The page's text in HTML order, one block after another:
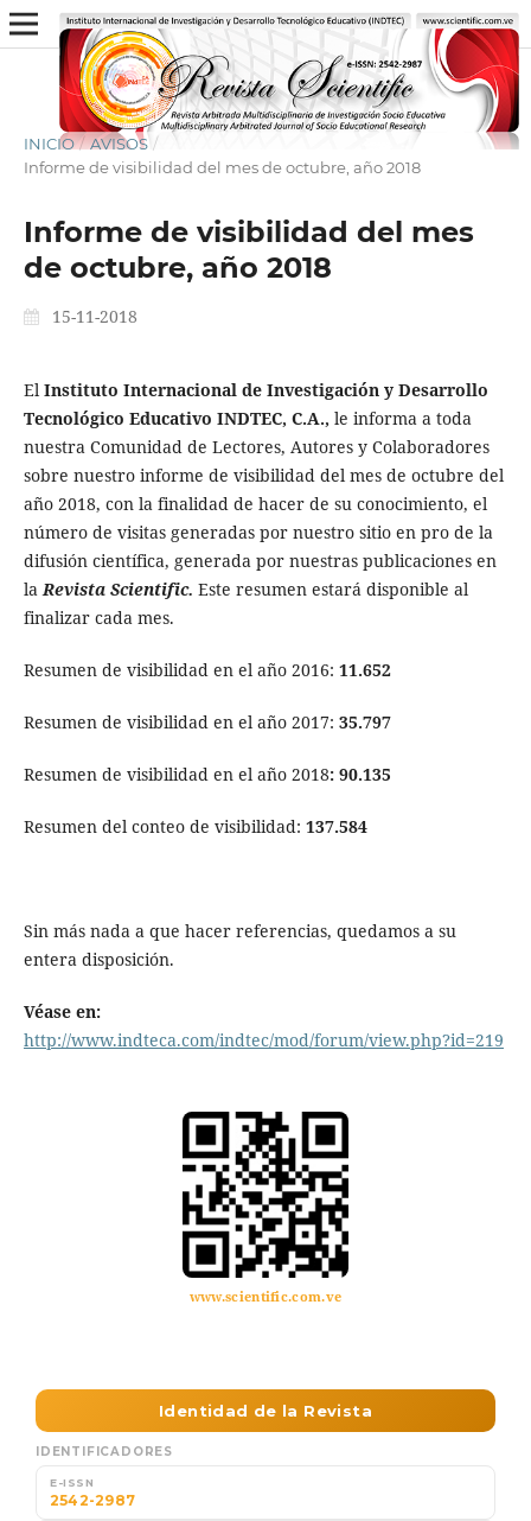
INICIO / AVISOS /
Informe de visibilidad del mes de octubre, año 2018
Informe de visibilidad del mes
de octubre, año 2018
15-11-2018
El Instituto Internacional de Investigación y Desarrollo
Tecnológico Educativo INDTEC, C.A., le informa a toda
nuestra Comunidad de Lectores, Autores y Colaboradores
sobre nuestro informe de visibilidad del mes de octubre del
año 2018, con la finalidad de hacer de su conocimiento, el
número de visitas generadas por nuestro sitio en pro de la
difusión científica, generada por nuestras publicaciones en
laRevista Scientific. Este resumen estará disponible al
finalizar cada mes.
Resumen de visibilidad en el año 2016: 11.652
Resumen de visibilidad en el año 2017: 35.797
Resumen de visibilidad en el año 2018: 90.135
Resumen del conteo de visibilidad: 137.584
Sin más nada a que hacer referencias, quedamos a su
entera disposición.
Véase en:
http://www.indteca.com/indtec/mod/forum/view.php?id=219
www.scientific.com.ve